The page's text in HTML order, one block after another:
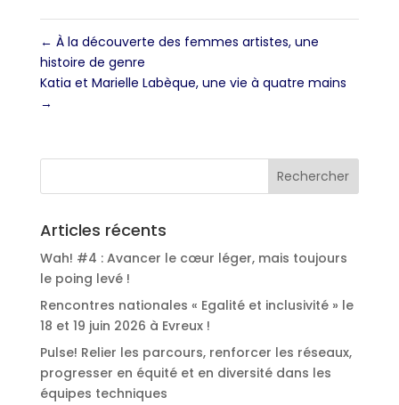
← À la découverte des femmes artistes, une
histoire de genre
Katia et Marielle Labèque, une vie à quatre mains
→
Articles récents
Wah! #4 : Avancer le cœur léger, mais toujours
le poing levé !
Rencontres nationales « Egalité et inclusivité » le
18 et 19 juin 2026 à Evreux !
Pulse! Relier les parcours, renforcer les réseaux,
progresser en équité et en diversité dans les
équipes techniques